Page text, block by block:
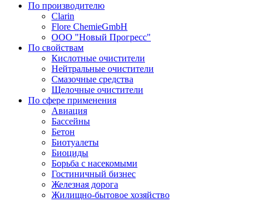
По производителю
Clarin
Flore ChemieGmbH
ООО "Новый Прогресс"
По свойствам
Кислотные очистители
Нейтральные очистители
Смазочные средства
Щелочные очистители
По сфере применения
Авиация
Бассейны
Бетон
Биотуалеты
Биоциды
Борьба с насекомыми
Гостиничный бизнес
Железная дорога
Жилищно-бытовое хозяйство